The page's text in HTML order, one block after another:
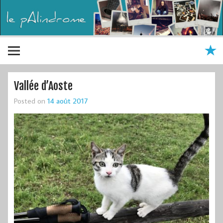
Vallée d’Aoste
Posted on 14 août 2017